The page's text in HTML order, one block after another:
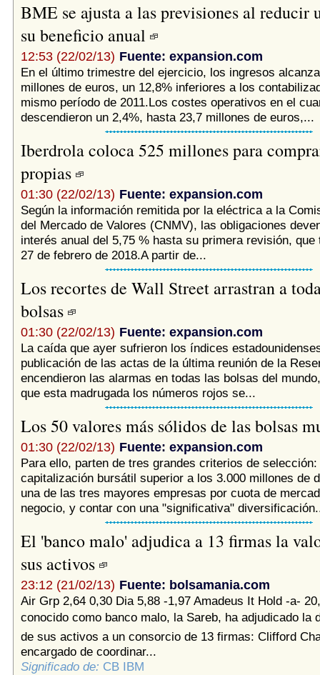
BME se ajusta a las previsiones al reducir
su beneficio anual
12:53 (22/02/13) Fuente: expansion.com
En el último trimestre del ejercicio, los ingresos
millones de euros, un 12,8% inferiores a los
mismo período de 2011.Los costes operativos en el
descendieron un 2,4%, hasta 23,7 millones de euros,...
Iberdrola coloca 525 millones para
propias
01:30 (22/02/13) Fuente: expansion.com
Según la información remitida por la eléctrica a la
del Mercado de Valores (CNMV), las obligaciones
interés anual del 5,75 % hasta su primera revisión, que
27 de febrero de 2018.A partir de...
Los recortes de Wall Street arrastran a
bolsas
01:30 (22/02/13) Fuente: expansion.com
La caída que ayer sufrieron los índices
publicación de las actas de la última reunión de la
encendieron las alarmas en todas las bolsas del
que esta madrugada los números rojos se...
Los 50 valores más sólidos de las bolsas
01:30 (22/02/13) Fuente: expansion.com
Para ello, parten de tres grandes criterios de selección:
capitalización bursátil superior a los 3.000 millones de
una de las tres mayores empresas por cuota de
negocio, y contar con una "significativa"
El 'banco malo' adjudica a 13 firmas la
sus activos
23:12 (21/02/13) Fuente: bolsamania.com
Air Grp 2,64 0,30 Dia 5,88 -1,97 Amadeus It Hold -a-
conocido como banco malo, la Sareb, ha adjudicado la
de sus activos a un consorcio de 13 firmas: Clifford
encargado de coordinar...
Significado de: CB IBM